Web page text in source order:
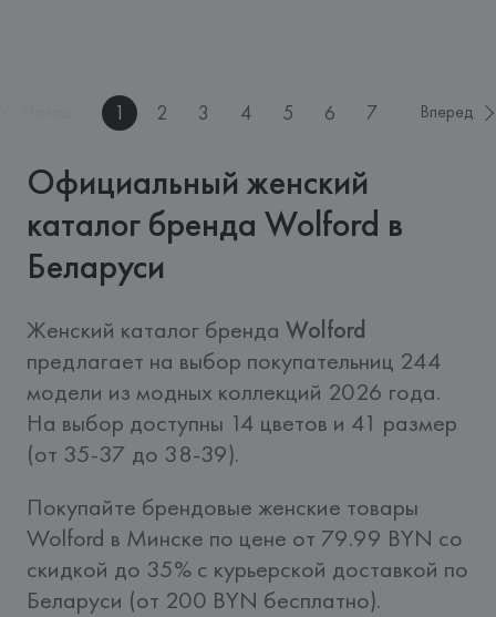
1 2 3 4 5 6 7 Вперед
Официальный женский
каталог бренда Wolford в
Беларуси
Женский каталог бренда Wolford
предлагает на выбор покупательниц 244
модели из модных коллекций 2026 года.
На выбор доступны 14 цветов и 41 размер
(от 35-37 до 38-39).
Покупайте брендовые женские товары
Wolford в Минске по цене от 79.99 BYN со
скидкой до 35% c курьерской доставкой по
Беларуси (от 200 BYN бесплатно).